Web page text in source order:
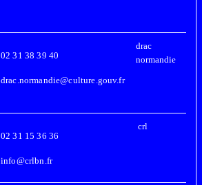
02 31 38 39 40
drac.normandie@culture.gouv.fr
drac
normandie
02 31 15 36 36
info@crlbn.fr
crl